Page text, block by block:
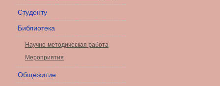
Студенту
Библиотека
Научно-методическая работа
Мероприятия
Общежитие